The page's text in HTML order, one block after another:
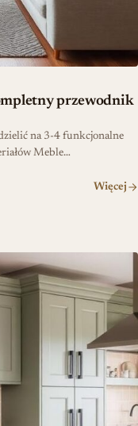
przewodnik
na 3-4 funkcjonalne
Meble…
Więcej
2026